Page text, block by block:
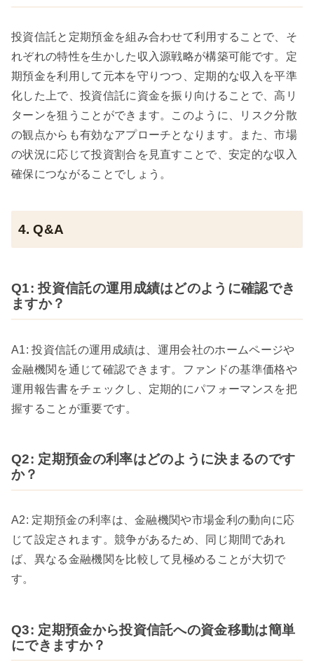
投資信託と定期預金を組み合わせて利用することで、そ
れぞれの特性を生かした収入源戦略が構築可能です。定
期預金を利用して元本を守りつつ、定期的な収入を平準
化した上で、投資信託に資金を振り向けることで、高リ
ターンを狙うことができます。このように、リスク分散
の観点からも有効なアプローチとなります。また、市場
の状況に応じて投資割合を見直すことで、安定的な収入
確保につながることでしょう。
4. Q&A
Q1: 投資信託の運用成績はどのように確認でき
ますか？
A1: 投資信託の運用成績は、運用会社のホームページや
金融機関を通じて確認できます。ファンドの基準価格や
運用報告書をチェックし、定期的にパフォーマンスを把
握することが重要です。
Q2: 定期預金の利率はどのように決まるのです
か？
A2: 定期預金の利率は、金融機関や市場金利の動向に応
じて設定されます。競争があるため、同じ期間であれ
ば、異なる金融機関を比較して見極めることが大切で
す。
Q3: 定期預金から投資信託への資金移動は簡単
にできますか？